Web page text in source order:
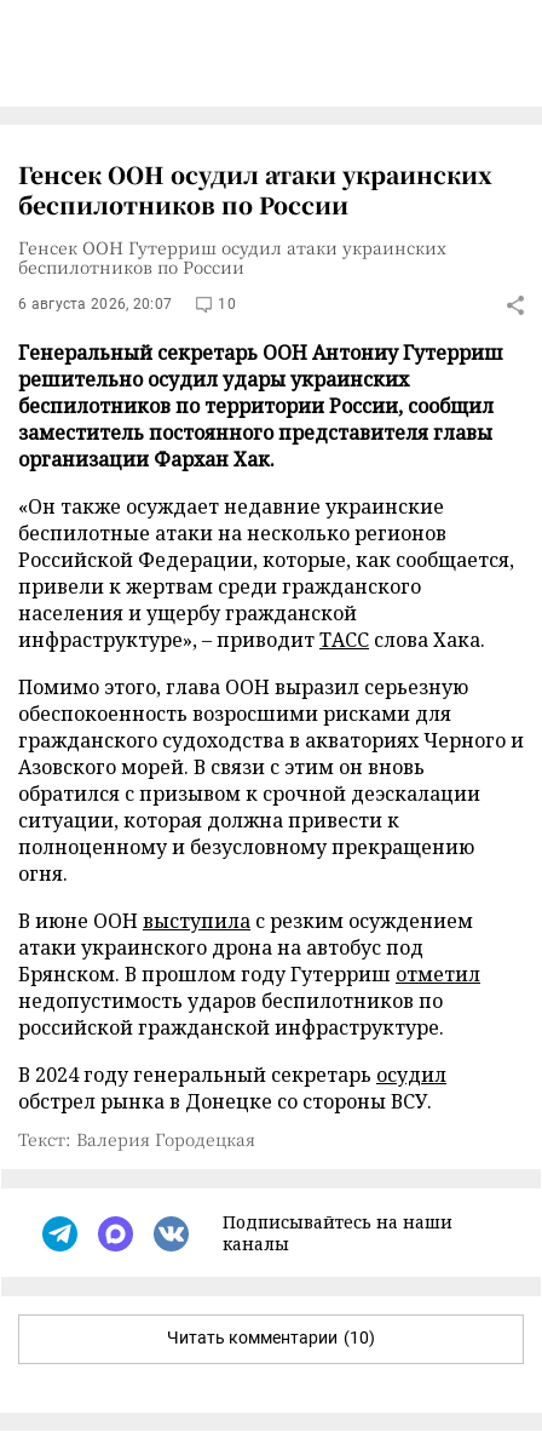
Генсек ООН осудил атаки украинских
беспилотников по России
Генсек ООН Гутерриш осудил атаки украинских
беспилотников по России
6 августа 2026, 20:07 10
Генеральный секретарь ООН Антониу Гутерриш
решительно осудил удары украинских
беспилотников по территории России, сообщил
заместитель постоянного представителя главы
организации Фархан Хак.
«Он также осуждает недавние украинские
беспилотные атаки на несколько регионов
Российской Федерации, которые, как сообщается,
привели к жертвам среди гражданского
населения и ущербу гражданской
инфраструктуре», – приводитТАСС слова Хака.
Помимо этого, глава ООН выразил серьезную
обеспокоенность возросшими рисками для
гражданского судоходства в акваториях Черного и
Азовского морей. В связи с этим он вновь
обратился с призывом к срочной деэскалации
ситуации, которая должна привести к
полноценному и безусловному прекращению
огня.
В июне ООНвыступила с резким осуждением
атаки украинского дрона на автобус под
Брянском. В прошлом году Гутерриш отметил
недопустимость ударов беспилотников по
российской гражданской инфраструктуре.
В 2024 году генеральный секретарь осудил
обстрел рынка в Донецке со стороны ВСУ.
Текст: Валерия Городецкая
Подписывайтесь на наши
каналы
Читать комментарии (10)